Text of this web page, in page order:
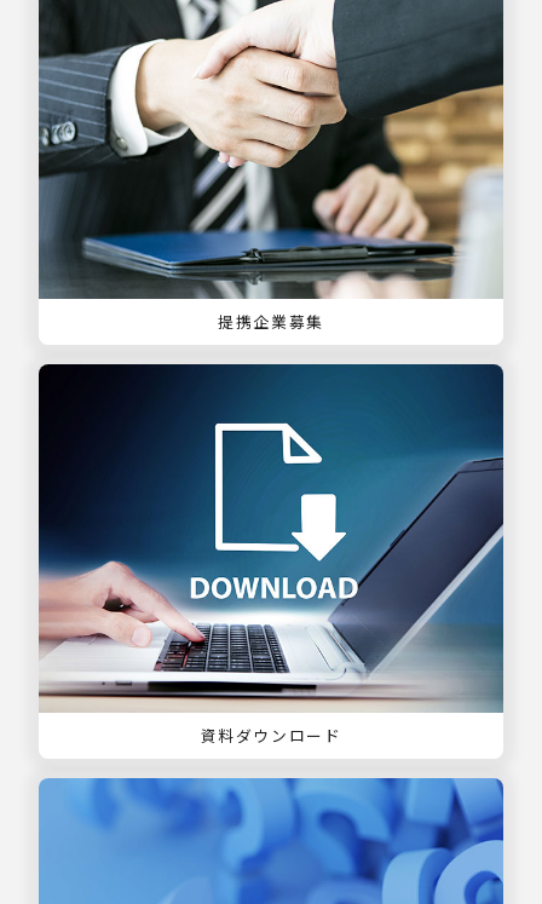
提携企業募集
資料ダウンロード